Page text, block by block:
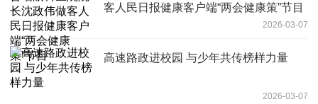
客人民日报健康客户端“两会健康策”节目
2026-03-07
高速路政进校园 与少年共传榜样力量
2026-03-07